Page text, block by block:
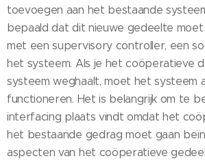
toevoegen aan het bestaande
bepaald dat dit nieuwe gedeelte moet
met een supervisory controller, een
het systeem. Als je het coöperatieve
systeem weghaalt, moet het systeem
functioneren. Het is belangrijk om te
interfacing plaats vindt omdat het
het bestaande gedrag moet gaan
aspecten van het coöperatieve